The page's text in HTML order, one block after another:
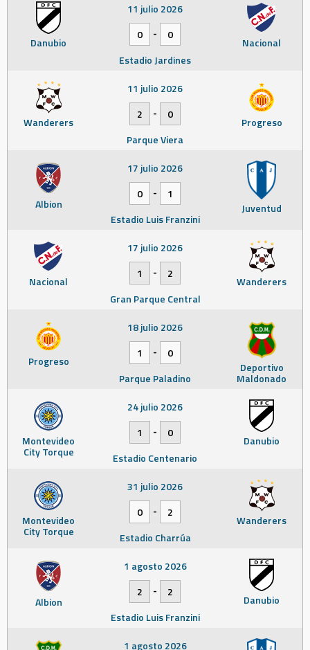
Danubio Nacional
11 julio 2026
0
-
0
Estadio Jardines
Wanderers Progreso
11 julio 2026
2
-
0
Parque Viera
Albion Juventud
17 julio 2026
0
-
1
Estadio Luis Franzini
Nacional Wanderers
17 julio 2026
1
-
2
Gran Parque Central
Progreso Deportivo
Maldonado
18 julio 2026
1
-
0
Parque Paladino
Montevideo
City Torque
Danubio
24 julio 2026
1
-
0
Estadio Centenario
Montevideo
City Torque
Wanderers
31 julio 2026
0
-
2
Estadio Charrúa
Albion Danubio
1 agosto 2026
2
-
2
Estadio Luis Franzini
1 agosto 2026